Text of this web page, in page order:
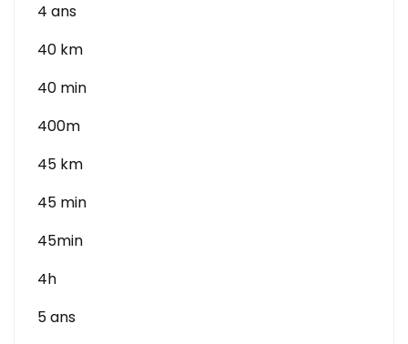
4 ans
40 km
40 min
400m
45 km
45 min
45min
4h
5 ans